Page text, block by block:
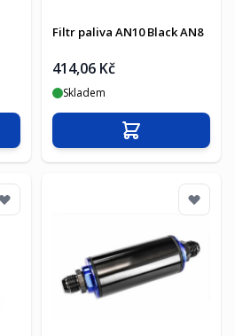
Filtr paliva AN10 Black AN8
414,06 Kč
Skladem
Přidat do košíku